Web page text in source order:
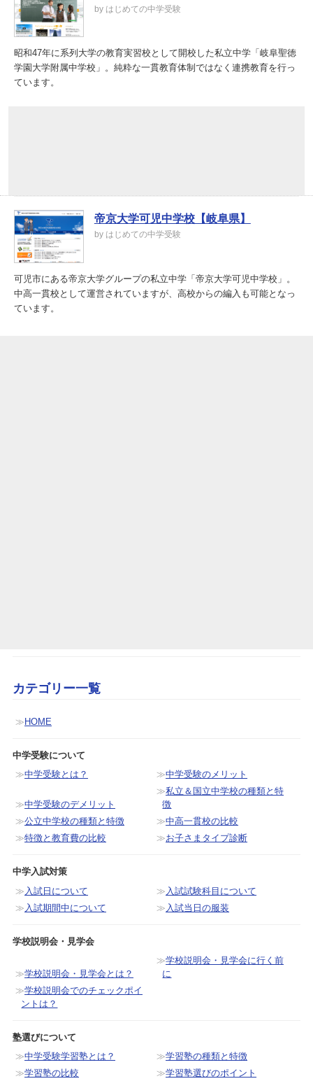
by はじめての中学受験
昭和47年に系列大学の教育実習校として開校した私立中学「岐阜聖徳
学園大学附属中学校」。純粋な一貫教育体制ではなく連携教育を行っ
ています。
帝京大学可児中学校【岐阜県】
by はじめての中学受験
可児市にある帝京大学グループの私立中学「帝京大学可児中学校」。
中高一貫校として運営されていますが、高校からの編入も可能となっ
ています。
カテゴリー一覧
HOME
中学受験について
中学受験とは？
中学受験のメリット
中学受験のデメリット
私立＆国立中学校の種類と特
徴
公立中学校の種類と特徴
中高一貫校の比較
特徴と教育費の比較
お子さまタイプ診断
中学入試対策
入試日について
入試試験科目について
入試期間中について
入試当日の服装
学校説明会・見学会
学校説明会・見学会とは？
学校説明会・見学会に行く前
に
学校説明会でのチェックポイ
ントは？
塾選びについて
中学受験学習塾とは？
学習塾の種類と特徴
学習塾の比較
学習塾選びのポイント